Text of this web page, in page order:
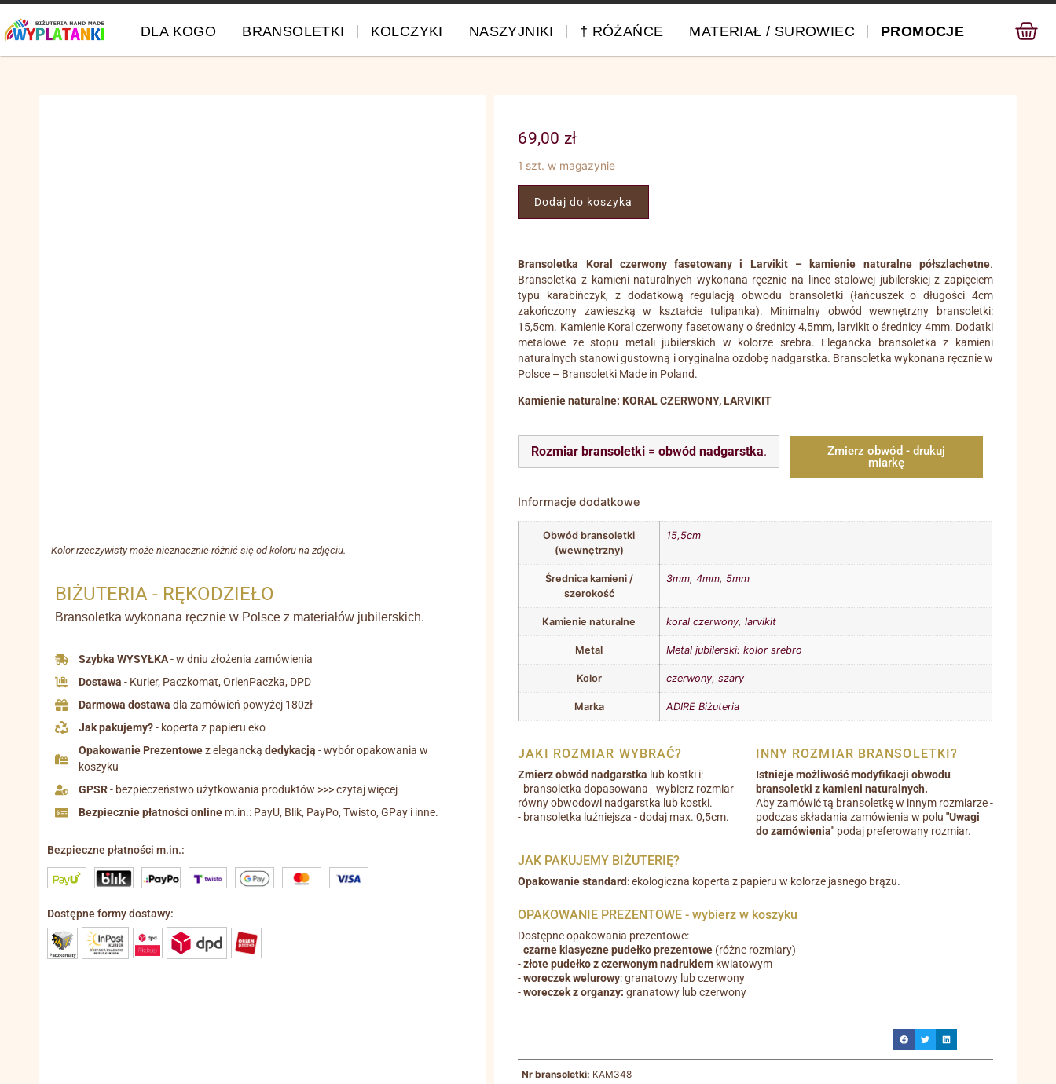
DLA KOGO BRANSOLETKI KOLCZYKI NASZYJNIKI † RÓŻAŃCE MATERIAŁ / SUROWIEC PROMOCJE
Kolor rzeczywisty może nieznacznie różnić się od koloru na zdjęciu.
BIŻUTERIA - RĘKODZIEŁO
Bransoletka wykonana ręcznie w Polsce z materiałów jubilerskich.
Szybka WYSYŁKA- w dniu złożenia zamówienia
Dostawa - Kurier, Paczkomat, OrlenPaczka, DPD
Darmowa dostawa dla zamówień powyżej 180zł
Jak pakujemy?- koperta z papieru eko
Opakowanie Prezentowez eleganckądedykacją - wybór opakowania w
koszyku
GPSR- bezpieczeństwo użytkowania produktów >>> czytaj więcej
Bezpiecznie płatności online m.in.: PayU, Blik, PayPo, Twisto, GPay i inne.
Bezpieczne płatności m.in.:
Dostępne formy dostawy:
69,00 zł
1 szt. w magazynie
Dodaj do koszyka
Bransoletka Koral czerwony fasetowany i Larvikit – kamienie naturalne półszlachetne.
Bransoletka z kamieni naturalnych wykonana ręcznie na lince stalowej jubilerskiej z zapięciem
typu karabińczyk, z dodatkową regulacją obwodu bransoletki (łańcuszek o długości 4cm
zakończony zawieszką w kształcie tulipanka). Minimalny obwód wewnętrzny bransoletki:
15,5cm. Kamienie Koral czerwony fasetowany o średnicy 4,5mm, larvikit o średnicy 4mm. Dodatki
metalowe ze stopu metali jubilerskich w kolorze srebra. Elegancka bransoletka z kamieni
naturalnych stanowi gustowną i oryginalna ozdobę nadgarstka. Bransoletka wykonana ręcznie w
Polsce – Bransoletki Made in Poland.
Kamienie naturalne: KORAL CZERWONY, LARVIKIT
Rozmiar bransoletki= obwód nadgarstka.
Zmierz obwód - drukuj
miarkę
Informacje dodatkowe
Obwód bransoletki
(wewnętrzny)
15,5cm
Średnica kamieni /
szerokość
3mm,4mm,5mm
Kamienie naturalne koral czerwony,larvikit
Metal Metal jubilerski: kolor srebro
Kolor czerwony,szary
Marka ADIRE Biżuteria
JAKI ROZMIAR WYBRAĆ?
Zmierz obwód nadgarstka lub kostki i:
- bransoletka dopasowana - wybierz rozmiar
równy obwodowi nadgarstka lub kostki.
- bransoletka luźniejsza - dodaj max. 0,5cm.
INNY ROZMIAR BRANSOLETKI?
Istnieje możliwość modyfikacji obwodu
bransoletki z kamieni naturalnych.
Aby zamówić tą bransoletkę w innym rozmiarze -
podczas składania zamówienia w polu "Uwagi
do zamówienia"podaj preferowany rozmiar.
JAK PAKUJEMY BIŻUTERIĘ?
Opakowanie standard: ekologiczna koperta z papieru w kolorze jasnego brązu.
OPAKOWANIE PREZENTOWE - wybierz w koszyku
Dostępne opakowania prezentowe:
-czarne klasyczne pudełko prezentowe (różne rozmiary)
-złote pudełko z czerwonym nadrukiem kwiatowym
-woreczek welurowy: granatowy lub czerwony
-woreczek z organzy: granatowy lub czerwony
Nr bransoletki: KAM348